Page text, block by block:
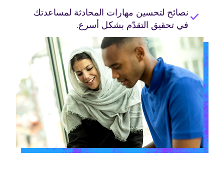
check نصائح لتحسين مهارات المحادثة لمساعدتك
في تحقيق التقدّم بشكل أسرع.